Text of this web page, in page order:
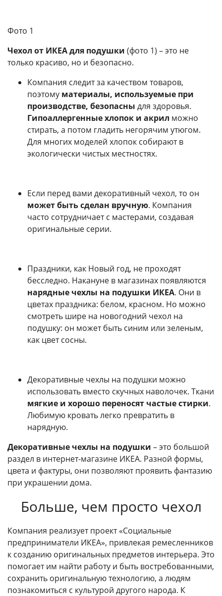
Фото 1
Чехол от ИКЕА для подушки (фото 1) – это не
только красиво, но и безопасно.
Компания следит за качеством товаров,
поэтому материалы, используемые при
производстве, безопасны для здоровья.
Гипоаллергенные хлопок и акрил можно
стирать, а потом гладить негорячим утюгом.
Для многих моделей хлопок собирают в
экологически чистых местностях.
Если перед вами декоративный чехол, то он
может быть сделан вручную. Компания
часто сотрудничает с мастерами, создавая
оригинальные серии.
Праздники, как Новый год, не проходят
бесследно. Накануне в магазинах появляются
нарядные чехлы на подушки ИКЕА. Они в
цветах праздника: белом, красном. Но можно
смотреть шире на новогодний чехол на
подушку: он может быть синим или зеленым,
как цвет сосны.
Декоративные чехлы на подушки можно
использовать вместо скучных наволочек. Ткани
мягкие и хорошо переносят частые стирки.
Любимую кровать легко превратить в
нарядную.
Декоративные чехлы на подушки – это большой
раздел в интернет-магазине ИКЕА. Разной формы,
цвета и фактуры, они позволяют проявить фантазию
при украшении дома.
Больше, чем просто чехол
Компания реализует проект «Социальные
предприниматели ИКЕА», привлекая ремесленников
к созданию оригинальных предметов интерьера. Это
помогает им найти работу и быть востребованными,
сохранить оригинальную технологию, а людям
познакомиться с культурой другого народа. К